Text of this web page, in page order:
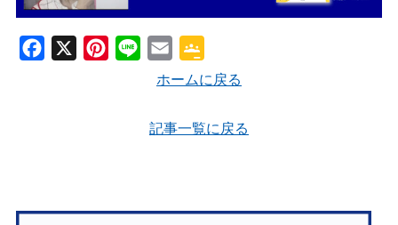
r
o
m
i
o
g
ホームに戻る
記事一覧に戻る